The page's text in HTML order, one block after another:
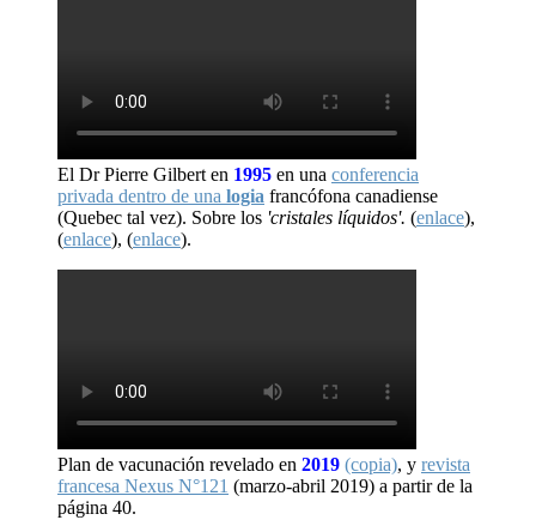
El Dr Pierre Gilbert en 1995 en una conferencia
privada dentro de una logia francófona canadiense
(Quebec tal vez). Sobre los 'cristales líquidos'. (enlace),
(enlace), (enlace).
Plan de vacunación revelado en 2019 (copia), y revista
francesa Nexus N°121 (marzo-abril 2019) a partir de la
página 40.